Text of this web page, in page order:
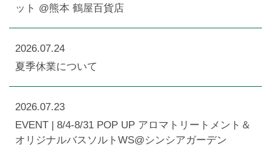
ット @熊本 鶴屋百貨店
2026.07.24
夏季休業について
2026.07.23
EVENT | 8/4-8/31 POP UP アロマトリートメント＆
オリジナルバスソルトWS@シンシアガーデン